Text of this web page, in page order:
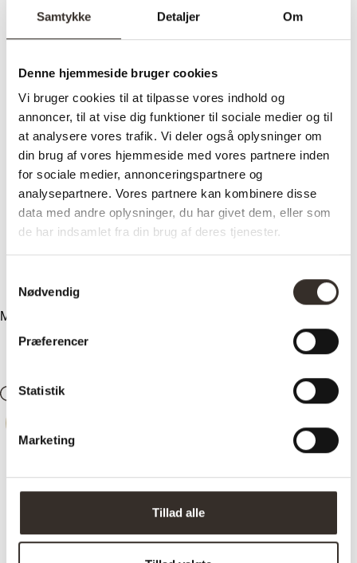
Samtykke Detaljer Om
Denne hjemmeside bruger cookies
Vi bruger cookies til at tilpasse vores indhold og
annoncer, til at vise dig funktioner til sociale medier og til
at analysere vores trafik. Vi deler også oplysninger om
din brug af vores hjemmeside med vores partnere inden
for sociale medier, annonceringspartnere og
analysepartnere. Vores partnere kan kombinere disse
data med andre oplysninger, du har givet dem, eller som
de har indsamlet fra din brug af deres tjenester.
Nødvendig
Præferencer
Statistik
Marketing
Tillad alle
3 personers sofa
Hjørnesofa
U-sofa
Lido serien
Inspiration
Design
Vilkår
Om træet
Vedligeholdelse
Kundeservice
Kontakt
Menu
Søg Kurv